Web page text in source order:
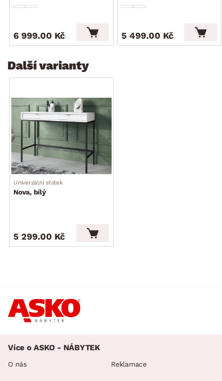
6 999.00 Kč 5 499.00 Kč
Další varianty
Univerzální stolek
Nova, bílý
5 299.00 Kč
Více o ASKO - NÁBYTEK
O nás Reklamace